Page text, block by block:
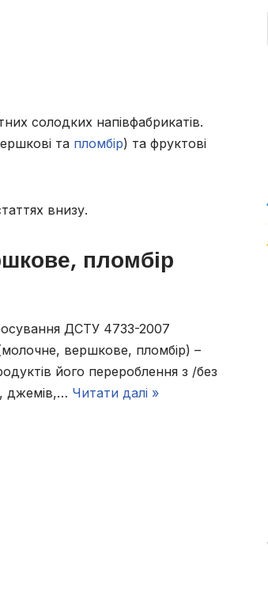
солодких напівфабрикатів.
та пломбір) та фруктові
внизу.
пломбір
ДСТУ 4733-2007
вершкове, пломбір) –
його перероблення з /без
джемів,… Читати далі »